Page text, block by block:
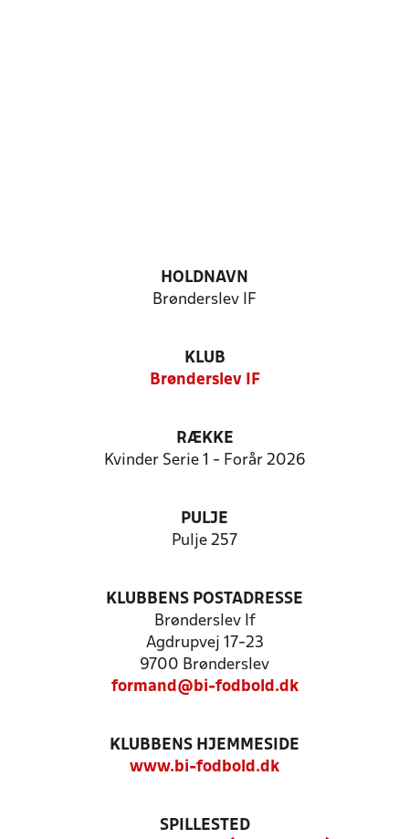
HOLDNAVN
Brønderslev IF
KLUB
Brønderslev IF
RÆKKE
Kvinder Serie 1 - Forår 2026
PULJE
Pulje 257
KLUBBENS POSTADRESSE
Brønderslev If
Agdrupvej 17-23
9700 Brønderslev
formand@bi-fodbold.dk
KLUBBENS HJEMMESIDE
www.bi-fodbold.dk
SPILLESTED